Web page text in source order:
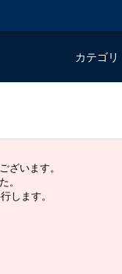
カテゴリ
ざいます。
。
します。